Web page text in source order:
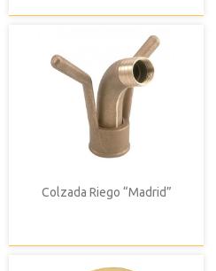
Colzada Riego “Madrid”